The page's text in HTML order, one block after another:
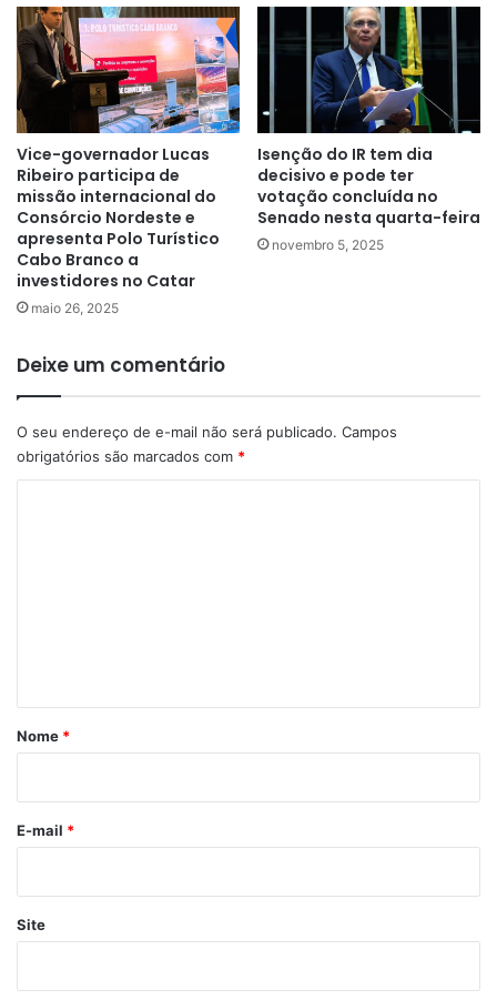
Vice-governador Lucas
Ribeiro participa de
missão internacional do
Consórcio Nordeste e
apresenta Polo Turístico
Cabo Branco a
investidores no Catar
maio 26, 2025
Isenção do IR tem dia
decisivo e pode ter
votação concluída no
Senado nesta quarta-feira
novembro 5, 2025
Deixe um comentário
O seu endereço de e-mail não será publicado. Campos
obrigatórios são marcados com *
r
*
Nome *
E-mail *
Site